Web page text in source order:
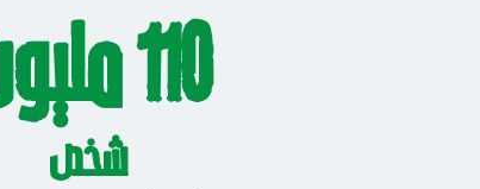
110 مليون
شخص